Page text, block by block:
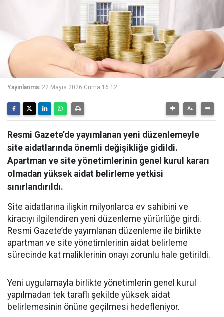
Yayınlanma: 22 Mayıs 2026 Cuma 16:12
Resmi Gazete’de yayımlanan yeni düzenlemeyle
site aidatlarında önemli değişikliğe gidildi.
Apartman ve site yönetimlerinin genel kurul kararı
olmadan yüksek aidat belirleme yetkisi
sınırlandırıldı.
Site aidatlarına ilişkin milyonlarca ev sahibini ve
kiracıyı ilgilendiren yeni düzenleme yürürlüğe girdi.
Resmi Gazete’de yayımlanan düzenleme ile birlikte
apartman ve site yönetimlerinin aidat belirleme
sürecinde kat maliklerinin onayı zorunlu hale getirildi.
Yeni uygulamayla birlikte yönetimlerin genel kurul
yapılmadan tek taraflı şekilde yüksek aidat
belirlemesinin önüne geçilmesi hedefleniyor.